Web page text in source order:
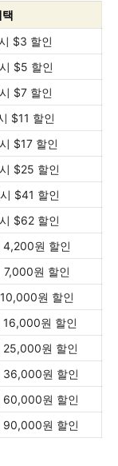
$3 할인
$5 할인
$7 할인
$11 할인
$17 할인
$25 할인
$41 할인
$62 할인
4,200원 할인
7,000원 할인
원 할인
16,000원 할인
25,000원 할인
36,000원 할인
60,000원 할인
90,000원 할인